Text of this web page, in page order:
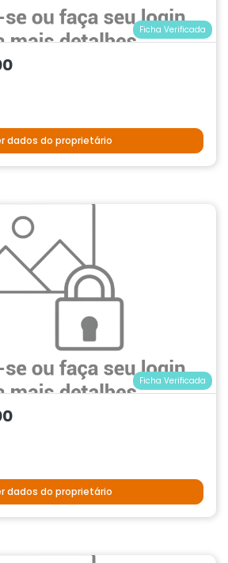
Ficha Verificada
dados do proprietário
Ficha Verificada
dados do proprietário